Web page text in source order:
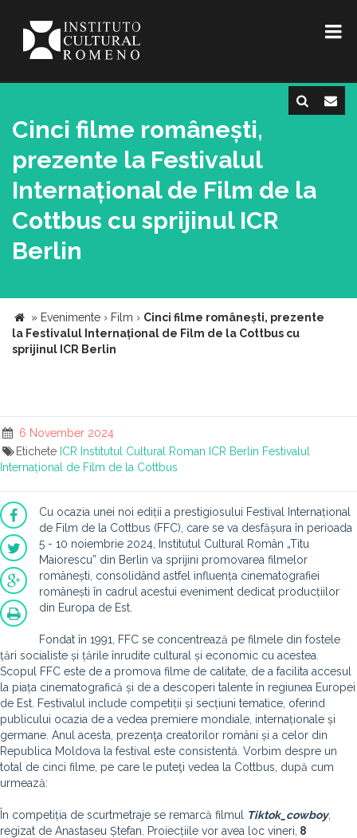
Cinci filme românești,
prezente la Festivalul
Internațional de Film de la
Cottbus cu sprijinul ICR
Berlin
» Evenimente › Film › Cinci filme românești, prezente
la Festivalul Internațional de Film de la Cottbus cu
sprijinul ICR Berlin
6 November 2024
Etichete ICR Institutul Cultural Roman ICR Berlin Festivalul
Internațional de Film de la Cottbus
Cu ocazia unei noi ediții a prestigiosului Festival Internațional
de Film de la Cottbus (FFC), care se va desfășura în perioada
5 - 10 noiembrie 2024, Institutul Cultural Român „Titu
Maiorescu” din Berlin va sprijini promovarea filmelor
românești, consolidând astfel influența cinematografiei
românești în cadrul acestui eveniment dedicat producțiilor
din Europa de Est.
Fondat în 1991, FFC se concentrează pe filmele din fostele
țări socialiste și țările înrudite cultural și economic cu acestea.
Scopul FFC este de a promova filme de calitate, de a facilita accesul
la piața cinematografică și de a descoperi talente în regiunea Europei
de Est. Festivalul include competiții și secțiuni tematice, oferind
publicului ocazia de a vedea premiere mondiale, internaționale și
germane. Anul acesta, prezenţa creatorilor români și a celor din
Republica Moldova la festival este consistentă. Vorbim despre un
total de cinci filme, pe care le puteţi vedea la Cottbus, după cum
urmează:
În competiția de scurtmetraje se remarcă filmul Tiktok_cowboy,
regizat de Anastaseu Ștefan. Proiecțiile vor avea loc vineri, 8